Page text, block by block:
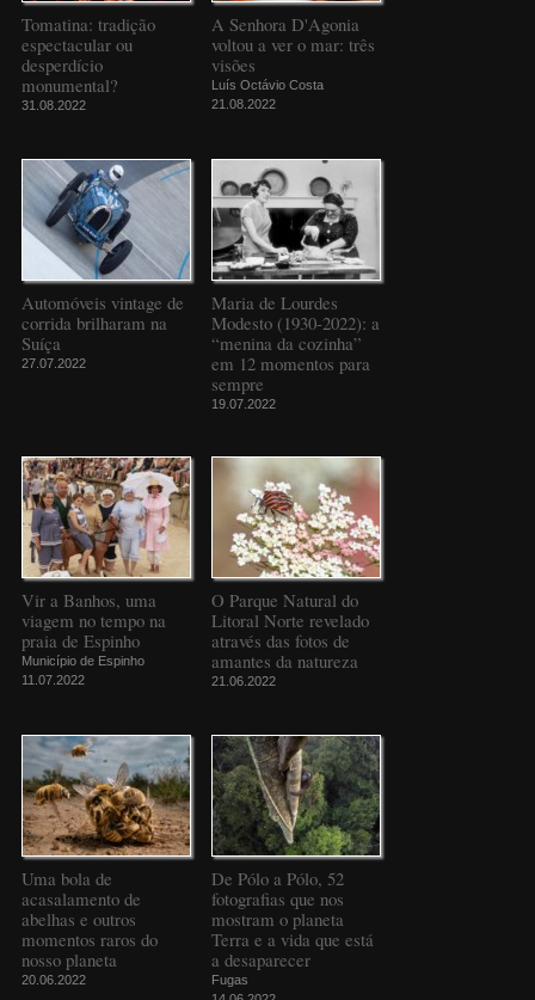
Tomatina: tradição
espectacular ou
desperdício
monumental?
31.08.2022
A Senhora D'Agonia
voltou a ver o mar: três
visões
Luís Octávio Costa
21.08.2022
Automóveis vintage de
corrida brilharam na
Suíça
27.07.2022
Maria de Lourdes
Modesto (1930-2022): a
“menina da cozinha”
em 12 momentos para
sempre
19.07.2022
Vir a Banhos, uma
viagem no tempo na
praia de Espinho
Município de Espinho
11.07.2022
O Parque Natural do
Litoral Norte revelado
através das fotos de
amantes da natureza
21.06.2022
Uma bola de
acasalamento de
abelhas e outros
momentos raros do
nosso planeta
20.06.2022
De Pólo a Pólo, 52
fotografias que nos
mostram o planeta
Terra e a vida que está
a desaparecer
Fugas